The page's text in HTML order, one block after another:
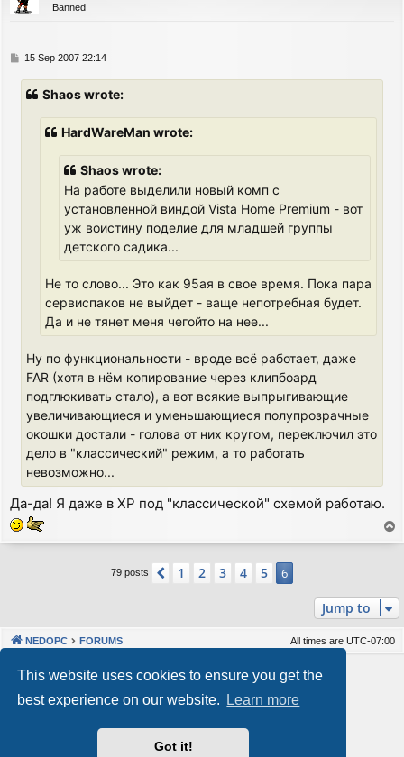
This website uses cookies to ensure you get the
best experience on our website.
Learn more
Got it!
Banned
P15 Sep 2007 22:14
Shaos wrote:
HardWareMan wrote:
Shaos wrote:
На работе выделили новый комп с
установленной виндой Vista Home Premium - вот
уж воистину поделие для младшей группы
детского садика...
Не то слово... Это как 95ая в свое время. Пока пара
сервиспаков не выйдет - ваще непотребная будет.
Да и не тянет меня чегойто на нее...
Ну по функциональности - вроде всё работает, даже
FAR (хотя в нём копирование через клипбоард
подглюкивать стало), а вот всякие выпрыгивающие
увеличивающиеся и уменьшающиеся полупрозрачные
окошки достали - голова от них кругом, переключил это
дело в "классический" режим, а то работать
невозможно...
Да-да! Я даже в ХР под "классической" схемой работаю.
o
79 posts Previous
1 2 3 4 5 6
Jump to
NEDOPC FORUMS All times are UTC-07:00
Powered byphpBB® Forum Software © phpBB Limited
Our VPS Hosting By RimuHosting
This server is located in London data center